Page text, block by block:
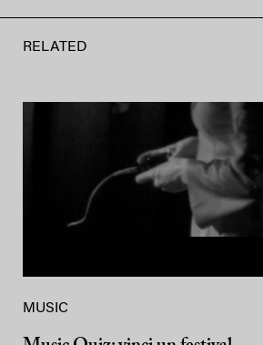
RELATED
MUSIC